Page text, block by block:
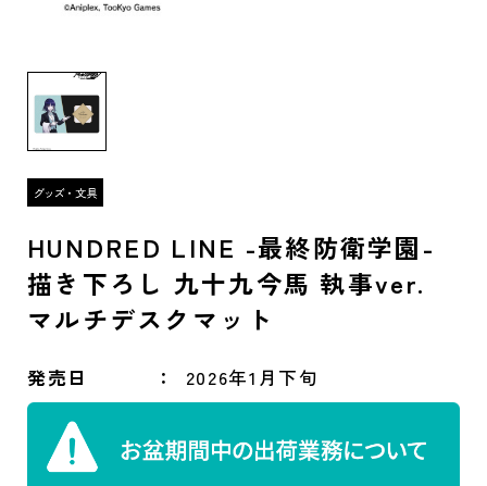
HUNDRED LINE -最終防衛学園-
描き下ろし 九十九今馬 執事ver.
マルチデスクマット
発売日 2026年1月下旬